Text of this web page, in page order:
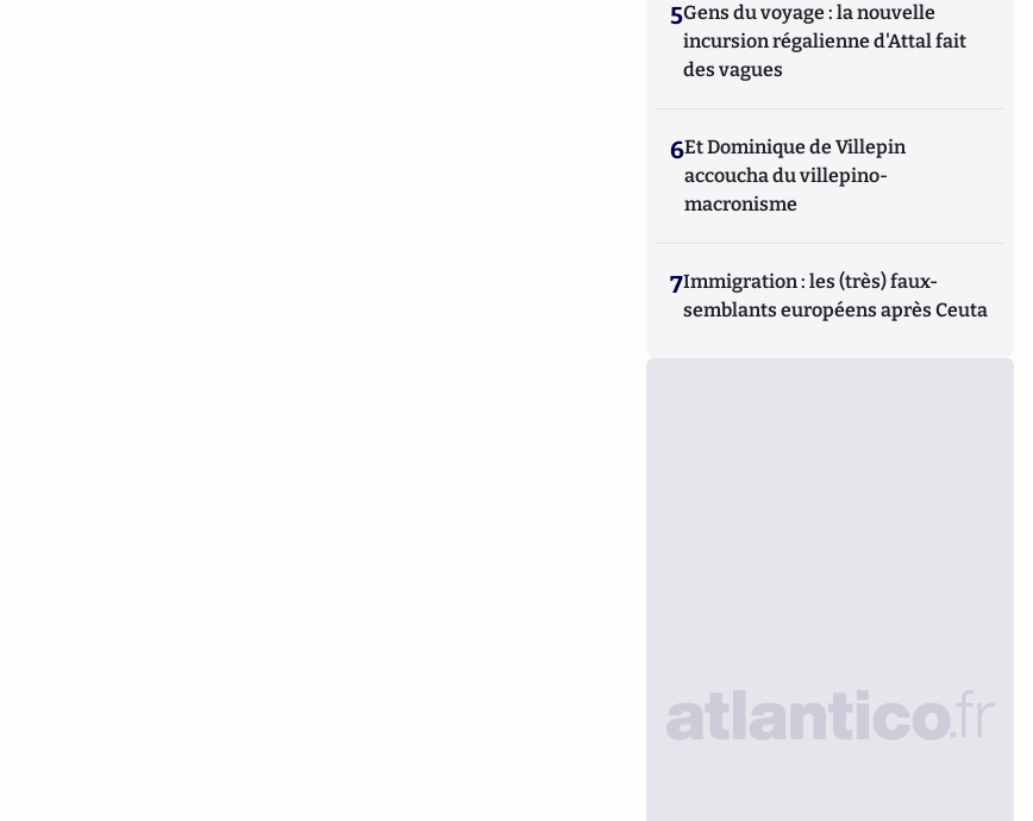
5Gens du voyage : la nouvelle
incursion régalienne d'Attal fait
des vagues
6Et Dominique de Villepin
accoucha du villepino-
macronisme
7Immigration : les (très) faux-
semblants européens après Ceuta